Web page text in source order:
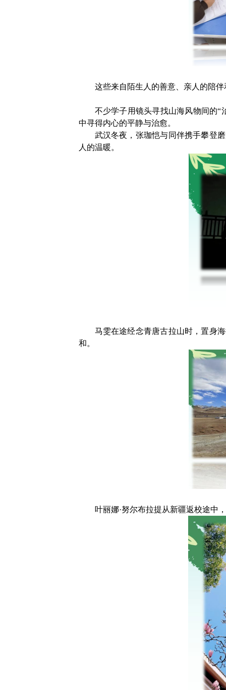
这些来自陌生人的善意、亲人的陪
不少学子用镜头寻找山海风物间的
中寻得内心的平静与治愈。
武汉冬夜，张珈恺与同伴携手攀登
人的温暖。
马雯在途经念青唐古拉山时，置身
和。
叶丽娜·努尔布拉提从新疆返校途中